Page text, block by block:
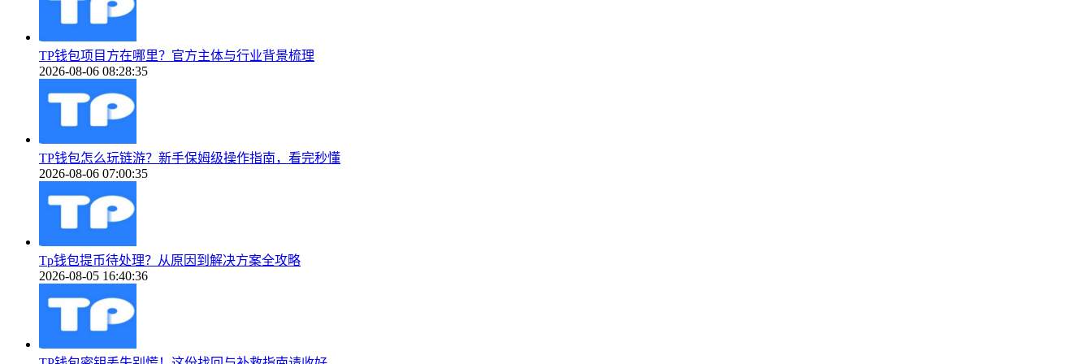
TP钱包项目方在哪里？官方主体与行业背景梳理
2026-08-06 08:28:35
TP钱包怎么玩链游？新手保姆级操作指南，看完秒懂
2026-08-06 07:00:35
Tp钱包提币待处理？从原因到解决方案全攻略
2026-08-05 16:40:36